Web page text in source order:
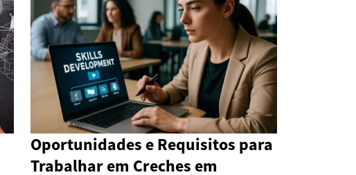
Oportunidades e Requisitos para
Trabalhar em Creches em